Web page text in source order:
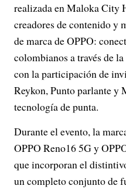
realizada en Maloka City
creadores de contenido y
de marca de OPPO:
colombianos a través de
con la participación de
Reykon, Punto parlante y
tecnología de punta.
Durante el evento, la
OPPO Reno16 5G y
que incorporan el
un completo conjunto de